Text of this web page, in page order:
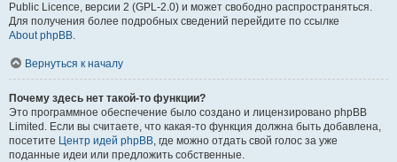
Public Licence, версии 2 (GPL-2.0) и может свободно распространяться.
Для получения более подробных сведений перейдите по ссылке
About phpBB.
Вернуться к началу
Почему здесь нет такой-то функции?
Это программное обеспечение было создано и лицензировано phpBB
Limited. Если вы считаете, что какая-то функция должна быть добавлена,
посетите Центр идей phpBB, где можно отдать свой голос за уже
поданные идеи или предложить собственные.